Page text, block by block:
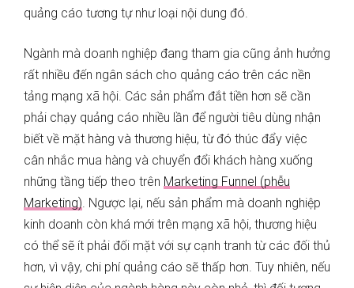
quảng cáo tương tự như loại nội dung đó.
Ngành mà doanh nghiệp đang tham gia cũng ảnh hưởng
rất nhiều đến ngân sách cho quảng cáo trên các nền
tảng mạng xã hội. Các sản phẩm đắt tiền hơn sẽ cần
phải chạy quảng cáo nhiều lần để người tiêu dùng nhận
biết về mặt hàng và thương hiệu, từ đó thúc đẩy việc
cân nhắc mua hàng và chuyển đổi khách hàng xuống
những tầng tiếp theo trên Marketing Funnel (phễu
Marketing) . Ngược lại, nếu sản phẩm mà doanh nghiệp
kinh doanh còn khá mới trên mạng xã hội, thương hiệu
có thể sẽ ít phải đối mặt với sự cạnh tranh từ các đối thủ
hơn, vì vậy, chi phí quảng cáo sẽ thấp hơn. Tuy nhiên, nếu